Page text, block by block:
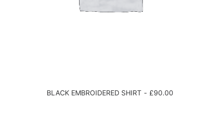
BLACK EMBROIDERED SHIRT £90.00